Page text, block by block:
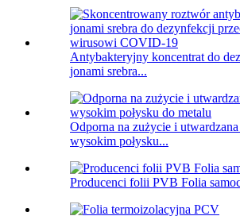
Antybakteryjny koncentrat do
jonami srebra...
Odporna na zużycie i
wysokim połysku...
Producenci folii PVB Folia